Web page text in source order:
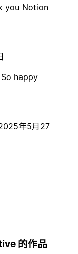
you Notion
happy
年5月27
的作品